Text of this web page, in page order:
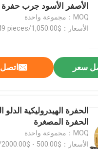
الأصفر الأسود جرب حفرة
MOQ：مجموعة واحدة
الأسعار：$1,050.00/pieces 1-49 pieces
سعر اتصل
الحفرة الهيدروليكية
الحفرة المصغرة
MOQ：مجموعة واحدة
الأسعار：$500.00 - $2000.00/pieces